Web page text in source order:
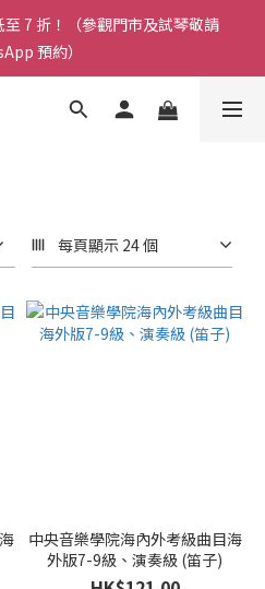
堂優惠（包樂器借用）
7 折！（參觀門市及試琴敬請
預約）
試堂優惠（包樂器借用）
每頁顯示 24 個
中央音樂學院海內外考級曲目海
外版7-9級、演奏級 (笛子)